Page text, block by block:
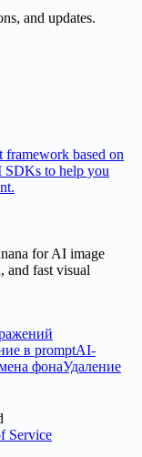
and updates.
framework based on
SDKs to help you
for AI image
and fast visual
в promptAI-
фонаУдаление
Service